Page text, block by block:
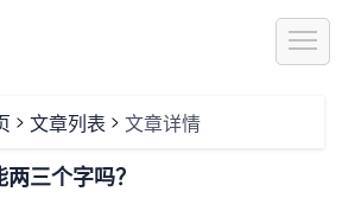
> 文章列表 > 文章详情
三个字吗？